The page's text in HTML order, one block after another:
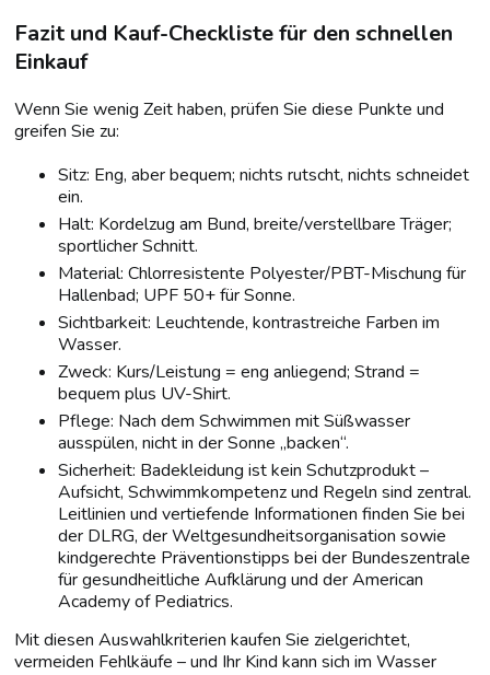
Fazit und Kauf-Checkliste für den schnellen
Einkauf
Wenn Sie wenig Zeit haben, prüfen Sie diese Punkte und
greifen Sie zu:
Sitz: Eng, aber bequem; nichts rutscht, nichts schneidet
ein.
Halt: Kordelzug am Bund, breite/verstellbare Träger;
sportlicher Schnitt.
Material: Chlorresistente Polyester/PBT-Mischung für
Hallenbad; UPF 50+ für Sonne.
Sichtbarkeit: Leuchtende, kontrastreiche Farben im
Wasser.
Zweck: Kurs/Leistung = eng anliegend; Strand =
bequem plus UV-Shirt.
Pflege: Nach dem Schwimmen mit Süßwasser
ausspülen, nicht in der Sonne „backen“.
Sicherheit: Badekleidung ist kein Schutzprodukt –
Aufsicht, Schwimmkompetenz und Regeln sind zentral.
Leitlinien und vertiefende Informationen finden Sie bei
der DLRG, der Weltgesundheitsorganisation sowie
kindgerechte Präventionstipps bei der Bundeszentrale
für gesundheitliche Aufklärung und der American
Academy of Pediatrics.
Mit diesen Auswahlkriterien kaufen Sie zielgerichtet,
vermeiden Fehlkäufe – und Ihr Kind kann sich im Wasser